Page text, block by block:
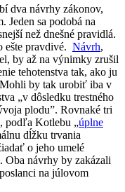
dva návrhy zákonov,
Jeden sa podobá na
než dnešné pravidlá.
pravdivé. Návrh,
by až na výnimky zrušil
tehotenstva tak, ako ju
Mohli by tak urobiť iba v
„v dôsledku trestného
plodu”. Rovnaké tri
podľa Kotlebu „úplne
dĺžku trvania
o jeho umelé
Oba návrhy by zakázali
na júlovom